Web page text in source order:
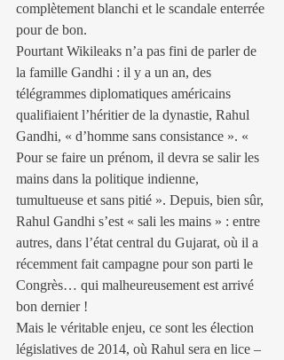
complètement blanchi et le scandale enterrée
pour de bon.
Pourtant Wikileaks n’a pas fini de parler de
la famille Gandhi : il y a un an, des
télégrammes diplomatiques américains
qualifiaient l’héritier de la dynastie, Rahul
Gandhi, « d’homme sans consistance ». «
Pour se faire un prénom, il devra se salir les
mains dans la politique indienne,
tumultueuse et sans pitié ». Depuis, bien sûr,
Rahul Gandhi s’est « sali les mains » : entre
autres, dans l’état central du Gujarat, où il a
récemment fait campagne pour son parti le
Congrès… qui malheureusement est arrivé
bon dernier !
Mais le véritable enjeu, ce sont les élection
législatives de 2014, où Rahul sera en lice –